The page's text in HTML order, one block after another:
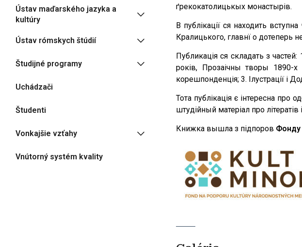
ґрекокатолицькых монастырів.
В публікації ся находить
Кралицького, главнї о дотеперь
Публикація ся складать з
років, Прозаічны творы 1890-х
корешпонденція; 3. Ілустрації і
Тота публікація є інтересна про
штудійный матеріал про
Книжка вышла з підпоров Фонду
Ústav maďarského jazyka a
kultúry
Ústav rómskych štúdií
Študijné programy
Uchádzači
Študenti
Vonkajšie vzťahy
Vnútorný systém kvality